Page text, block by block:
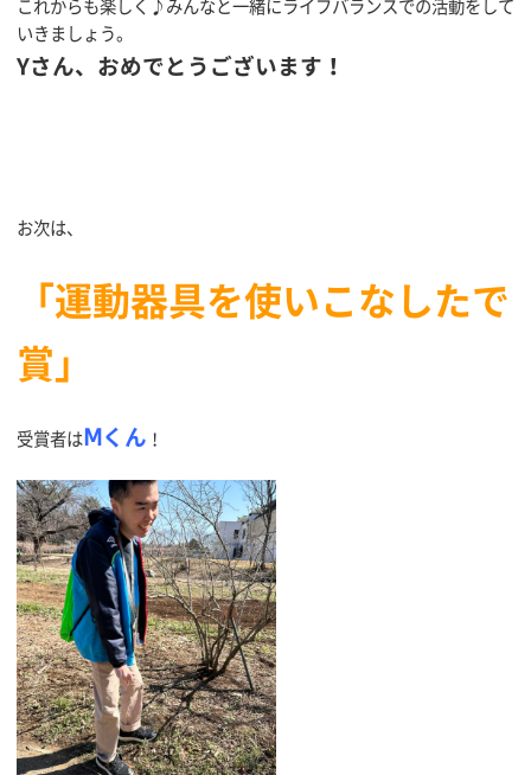
これからも楽しく♪みんなと一緒にライフバランスでの活動をして
いきましょう。
Yさん、おめでとうございます！
お次は、
「運動器具を使いこなしたで
賞」
受賞者はⅯくん ！